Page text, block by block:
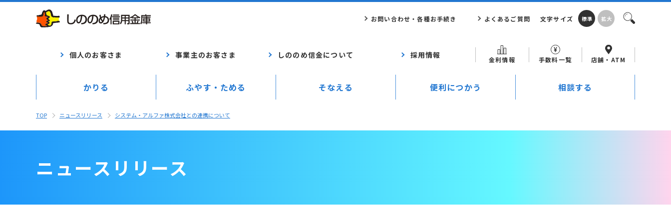
お問い合わせ・各種お手続き よくあるご質問 文字サイズ 標準 拡大
個人のお客さま
かりる ふやす・ためる そなえる 便利につかう 相談する
事業主のお客さま しののめ信金について 採用情報 金利情報 手数料一覧 店舗・ATM
TOP ニュースリリース システム・アルファ株式会社との連携について
ニュースリリース